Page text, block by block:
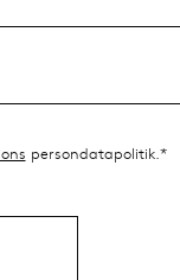
persondatapolitik.*